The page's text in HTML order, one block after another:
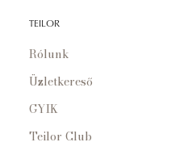
TEILOR
Rólunk
Üzletkereső
GYIK
Teilor Club